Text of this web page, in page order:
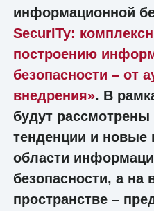
информационной
SecurITy:
построению
безопасности – от
внедрения». В
будут рассмотрены
тенденции и новые
области
безопасности, а на
пространстве –